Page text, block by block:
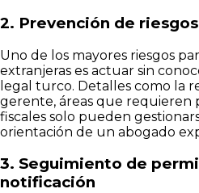
2. Prevención de
Uno de los mayores riesgos
extranjeras es actuar sin
legal turco. Detalles como la
gerente, áreas que requieren
fiscales solo pueden
orientación de un abogado
3. Seguimiento de
notificación